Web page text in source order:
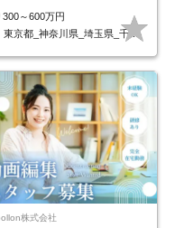
の正社員/sg
300～600万円
東京都_神奈川県_埼玉県_千葉県_大阪府…
株式会社